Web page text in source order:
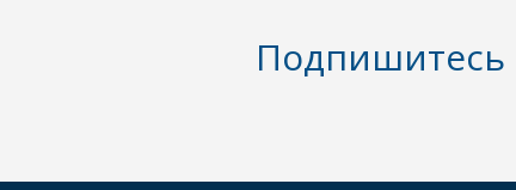
Подпишитесь